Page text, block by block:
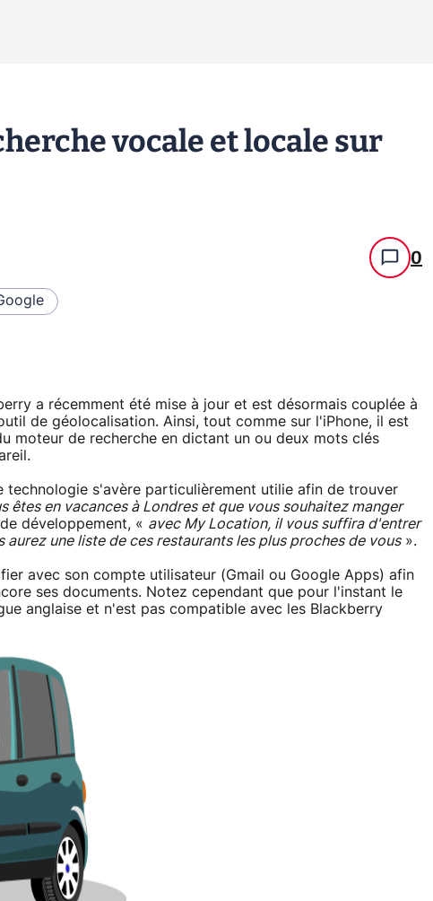
vocale et locale sur
0
a récemment été mise à jour et est désormais couplée à
de géolocalisation. Ainsi, tout comme sur l'iPhone, il est
moteur de recherche en dictant un ou deux mots clés
technologie s'avère particulièrement utilie afin de trouver
êtes en vacances à Londres et que vous souhaitez manger
développement, « avec My Location, il vous suffira d'entrer
une liste de ces restaurants les plus proches de vous».
avec son compte utilisateur (Gmail ou Google Apps) afin
ses documents. Notez cependant que pour l'instant le
anglaise et n'est pas compatible avec les Blackberry